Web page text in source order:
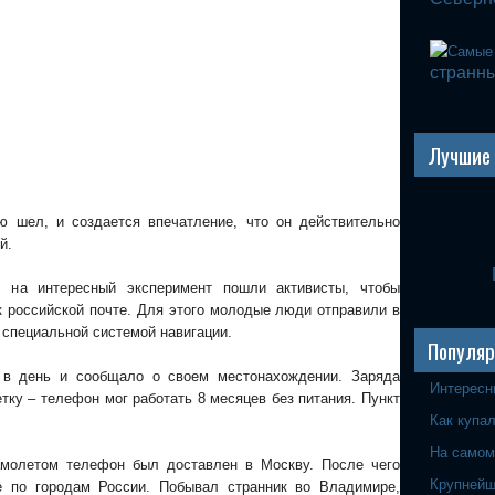
и создается впечатление, что он действительно
интересный эксперимент пошли активисты, чтобы
российской почте. Для этого молодые люди отправили в
системой навигации.
день и сообщало о своем местонахождении. Заряда
– телефон мог работать 8 месяцев без питания. Пункт
телефон был доставлен в Москву. После чего
по городам России. Побывал странник во Владимире,
Как
На